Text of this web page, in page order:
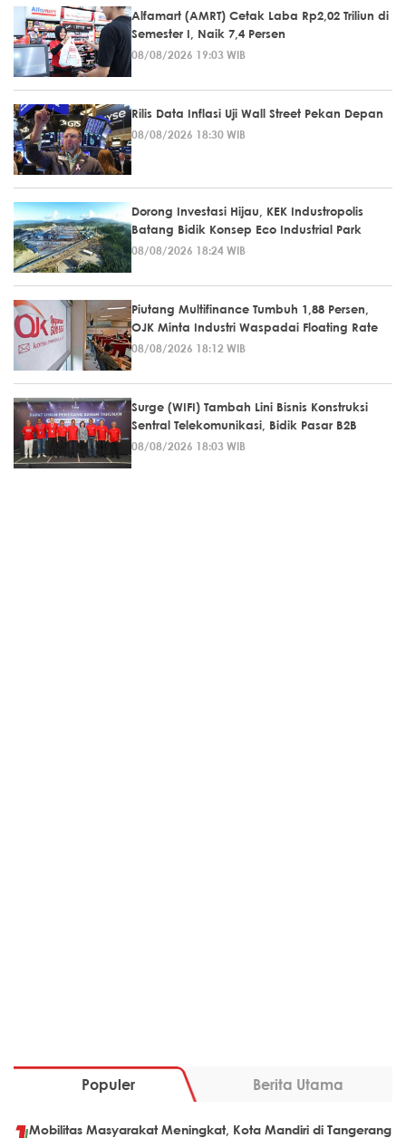
Alfamart (AMRT) Cetak Laba Rp2,02 Triliun di
Semester I, Naik 7,4 Persen
08/08/2026 19:03 WIB
Rilis Data Inflasi Uji Wall Street Pekan Depan
08/08/2026 18:30 WIB
Dorong Investasi Hijau, KEK Industropolis
Batang Bidik Konsep Eco Industrial Park
08/08/2026 18:24 WIB
Piutang Multifinance Tumbuh 1,88 Persen,
OJK Minta Industri Waspadai Floating Rate
08/08/2026 18:12 WIB
Surge (WIFI) Tambah Lini Bisnis Konstruksi
Sentral Telekomunikasi, Bidik Pasar B2B
08/08/2026 18:03 WIB
Populer Berita Utama
Mobilitas Masyarakat Meningkat, Kota Mandiri di Tangerang